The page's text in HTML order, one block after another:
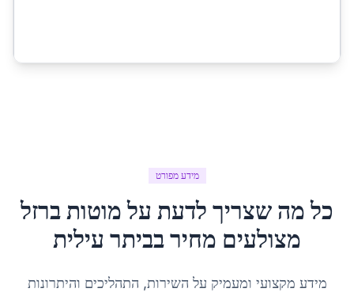
מידע מפורט
כל מה שצריך לדעת עלמוטות ברזל
מצולעים מחירבביתר עילית
מידע מקצועי ומעמיק על השירות, התהליכים והיתרונות